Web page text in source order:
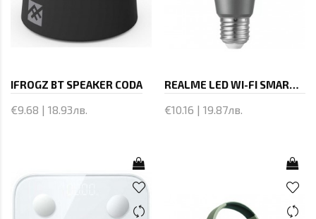
IFROGZ BT SPEAKER CODA
€9.68 | 18.93лв.
REALME LED WI-FI SMART BULB 12
€10.16 | 19.87лв.